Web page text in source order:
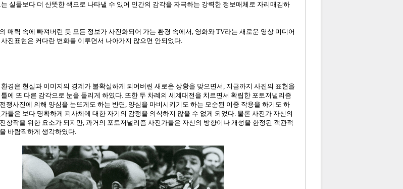
실물보다 더 산뜻한 색으로 나타낼 수 있어 인간의 감각을 자극하는 강력한 정보매체로 자리매김하
매력 속에 빠져버린 듯 모든 정보가 사진화되어 가는 환경 속에서, 영화와 TV라는 새로운 영상 미디어
진표현은 커다란 변화를 이루면서 나아가지 않으면 안되었다.
경은 현실과 이미지의 경계가 불확실하게 되어버린 새로운 상황을 맞으면서, 지금까지 사진의 표현을
에 또 다른 감각으로 눈을 돌리게 하였다. 또한 두 차례의 세계대전을 치르면서 확립한 포토저널리즘
쟁사진에 의해 양심을 눈뜨게도 하는 반면, 양심을 마비시키기도 하는 모순된 이중 작용을 하기도 하
들은 보다 명확하게 피사체에 대한 자기의 감정을 의식하지 않을 수 없게 되었다. 물론 사진가 자신의
창작을 위한 요소가 되지만, 과거의 포토저널리즘 사진가들은 자신의 방향이나 개성을 한정된 객관적
바람직하게 생각하였다.